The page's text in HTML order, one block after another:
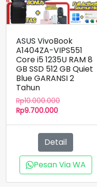
ASUS VivoBook
A1404ZA-VIPS551
Core i5 1235U RAM 8
GB SSD 512 GB Quiet
Blue GARANSI 2
Tahun
Rp10.000.000Harga
Rp9.700.000Harga
adalah:
Rp9.700.000.
Detail
Pesan Via WA